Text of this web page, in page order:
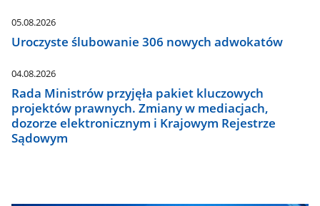
05.08.2026
Uroczyste ślubowanie 306 nowych adwokatów
04.08.2026
Rada Ministrów przyjęła pakiet kluczowych
projektów prawnych. Zmiany w mediacjach,
dozorze elektronicznym i Krajowym Rejestrze
Sądowym